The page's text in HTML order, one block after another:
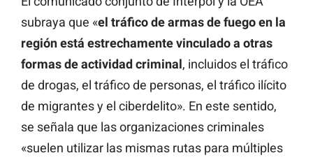
subraya que «el tráfico de armas de fuego en la
región está estrechamente vinculado a otras
formas de actividad criminal, incluidos el tráfico
de drogas, el tráfico de personas, el tráfico ilícito
de migrantes y el ciberdelito». En este sentido,
se señala que las organizaciones criminales
«suelen utilizar las mismas rutas para múltiples